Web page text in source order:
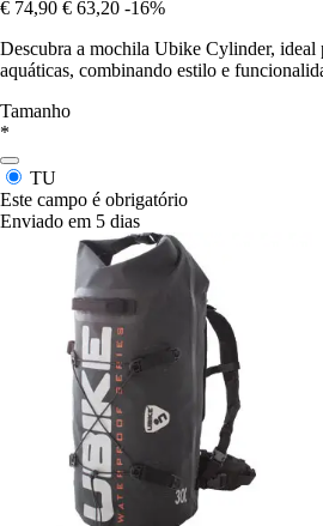
€ 74,90 € 63,20 -16%
Descubra a mochila Ubike Cylinder, ideal
aquáticas, combinando estilo e
Tamanho
*
TU
Este campo é obrigatório
Enviado em 5 dias